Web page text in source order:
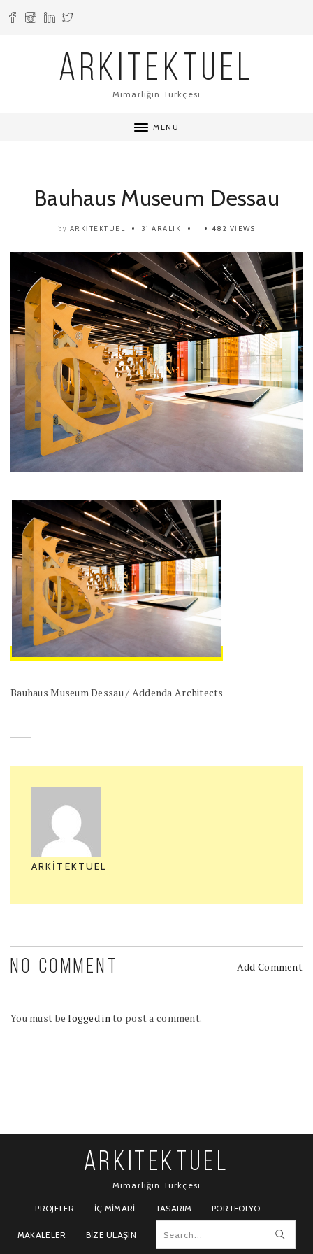
ARKITEKTUEL
Mimarlığın Türkçesi
MENU
Bauhaus Museum Dessau
by ARKITEKTUEL 31 ARALIK 482 VIEWS
Bauhaus Museum Dessau / Addenda Architects
ARKITEKTUEL
NO COMMENT Add Comment
You must belogged in to post a comment.
ARKITEKTUEL
Mimarlığın Türkçesi
PROJELER İÇ MIMARI TASARIM PORTFOLYO
MAKALELER BIZE ULAŞIN